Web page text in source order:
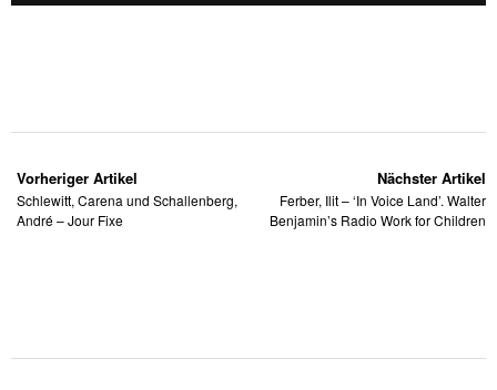
Vorheriger Artikel
Schlewitt, Carena und Schallenberg,
André – Jour Fixe
Nächster Artikel
Ferber, Ilit – ‘In Voice Land’. Walter
Benjamin’s Radio Work for Children